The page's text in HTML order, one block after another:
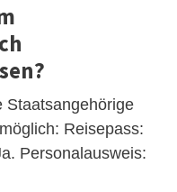
Staatsangehörige
Reisepass:
Personalausweis: